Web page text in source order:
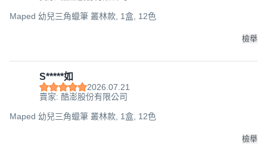
Maped 幼兒三角蠟筆 叢林款, 1盒, 12色
檢舉
S*****如
2026.07.21
賣家: 酷澎股份有限公司
Maped 幼兒三角蠟筆 叢林款, 1盒, 12色
檢舉